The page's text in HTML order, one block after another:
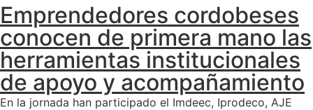
Emprendedores cordobeses
conocen de primera mano las
herramientas institucionales
de apoyo y acompañamiento
En la jornada han participado el Imdeec, Iprodeco, AJE